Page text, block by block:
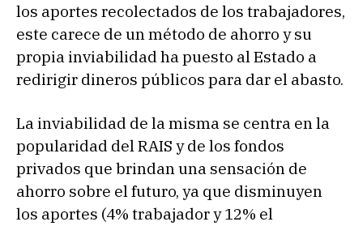
los aportes recolectados de los trabajadores,
este carece de un método de ahorro y su
propia inviabilidad ha puesto al Estado a
redirigir dineros públicos para dar el abasto.
La inviabilidad de la misma se centra en la
popularidad del RAIS y de los fondos
privados que brindan una sensación de
ahorro sobre el futuro, ya que disminuyen
los aportes (4% trabajador y 12% el